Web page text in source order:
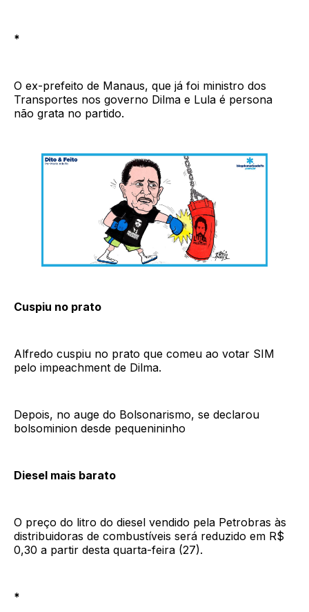
*
O ex-prefeito de Manaus, que já foi ministro dos
Transportes nos governo Dilma e Lula é persona
não grata no partido.
Cuspiu no prato
Alfredo cuspiu no prato que comeu ao votar SIM
pelo impeachment de Dilma.
Depois, no auge do Bolsonarismo, se declarou
bolsominion desde pequenininho
Diesel mais barato
O preço do litro do diesel vendido pela Petrobras às
distribuidoras de combustíveis será reduzido em R$
0,30 a partir desta quarta-feira (27).
*